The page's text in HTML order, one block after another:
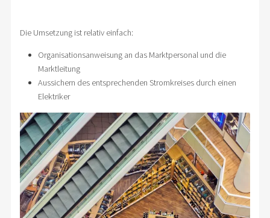
Die Umsetzung ist relativ einfach:
Organisationsanweisung an das Marktpersonal und die
Marktleitung
Aussichern des entsprechenden Stromkreises durch einen
Elektriker